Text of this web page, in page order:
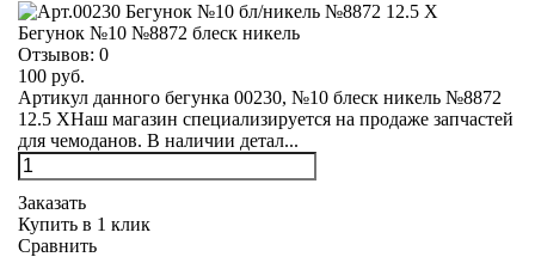
Бегунок №10 №8872 блеск никель
Отзывов: 0
100 руб.
Артикул данного бегунка 00230, №10 блеск никель №8872
12.5 XНаш магазин специализируется на продаже запчастей
для чемоданов. В наличии детал...
Заказать
Купить в 1 клик
Сравнить